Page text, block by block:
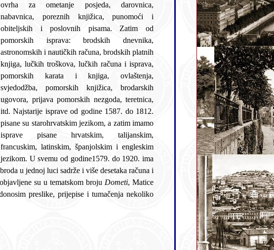
ovrha za ometanje posjeda, darovnica,
nabavnica, poreznih knjižica, punomoći i
obiteljskih i poslovnih pisama. Zatim od
pomorskih isprava: brodskih dnevnika,
astronomskih i nautičkih računa, brodskih platnih
knjiga, lučkih troškova, lučkih računa i isprava,
pomorskih karata i knjiga, ovlaštenja,
svjedodžba, pomorskih knjižica, brodarskih
ugovora, prijava pomorskih nezgoda, teretnica,
itd. Najstarije isprave od godine 1587. do 1812.
pisane su starohrvatskim jezikom, a zatim imamo
isprave pisane hrvatskim, talijanskim,
francuskim, latinskim, španjolskim i engleskim
jezikom. U svemu od godine1579. do 1920. ima
lučkih isprava. Sve ove regeste isprava i dvadesetak isprava s njihovim tumačenjima objavljene su u tematskom broju Dometi, Matice